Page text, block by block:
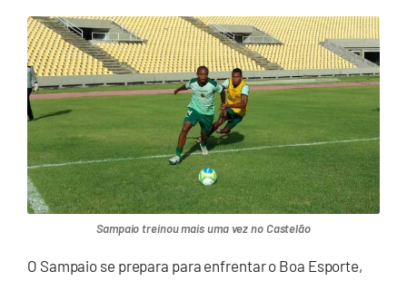
Sampaio treinou mais uma vez no Castelão
O Sampaio se prepara para enfrentar o Boa Esporte,